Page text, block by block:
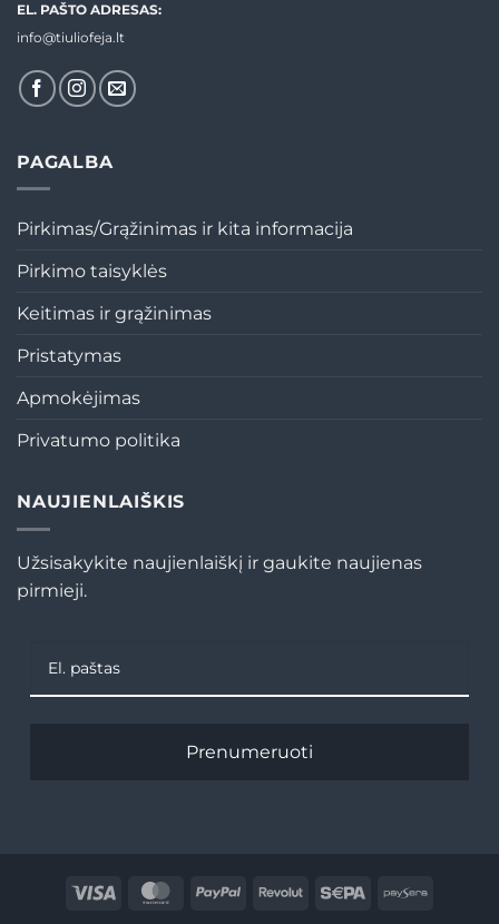
EL. PAŠTO ADRESAS:
info@tiuliofeja.lt
PAGALBA
Pirkimas/Grąžinimas ir kita informacija
Pirkimo taisyklės
Keitimas ir grąžinimas
Pristatymas
Apmokėjimas
Privatumo politika
NAUJIENLAIŠKIS
Užsisakykite naujienlaiškį ir gaukite naujienas
pirmieji.
Prenumeruoti
Visa MasterCardPayPal Revolut Sepa Paysera